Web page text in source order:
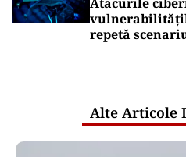
repetă
Alte Articole